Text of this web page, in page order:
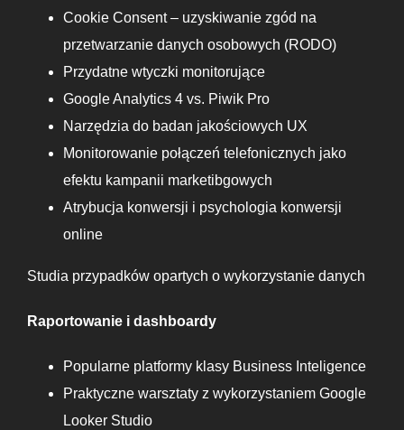
Cookie Consent – uzyskiwanie zgód na
przetwarzanie danych osobowych (RODO)
Przydatne wtyczki monitorujące
Google Analytics 4 vs. Piwik Pro
Narzędzia do badan jakościowych UX
Monitorowanie połączeń telefonicznych jako
efektu kampanii marketibgowych
Atrybucja konwersji i psychologia konwersji
online
Studia przypadków opartych o wykorzystanie danych
Raportowanie i dashboardy
Popularne platformy klasy Business Inteligence
Praktyczne warsztaty z wykorzystaniem Google
Looker Studio